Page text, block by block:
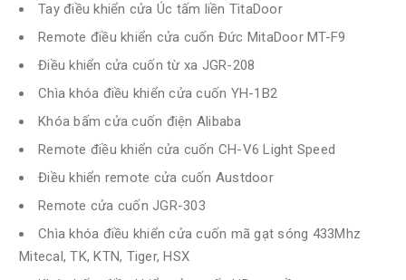
Tay điều khiển cửa Úc tấm liền TitaDoor
Remote điều khiển cửa cuốn Đức MitaDoor MT-F9
Điều khiển cửa cuốn từ xa JGR-208
Chìa khóa điều khiển cửa cuốn YH-1B2
Khóa bấm cửa cuốn điện Alibaba
Remote điều khiển cửa cuốn CH-V6 Light Speed
Điều khiển remote cửa cuốn Austdoor
Remote cửa cuốn JGR-303
Chìa khóa điều khiển cửa cuốn mã gạt sóng 433Mhz
Mitecal, TK, KTN, Tiger, HSX